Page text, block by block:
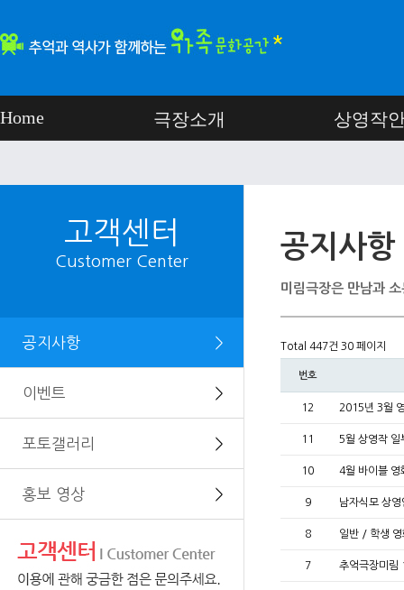
Home 극장소개 상영작
고객센터
Customer Center
공지사항 ＞
이벤트 ＞
포토갤러리 ＞
홍보 영상 ＞
공지사항
미림극장은 만남과
Total 447건 30 페이지
번호
12 2015년 3월
11 5월 상영작
10 4월 바이블 영
9 남자식모 상
8 일반 / 학생
7 추억극장미림